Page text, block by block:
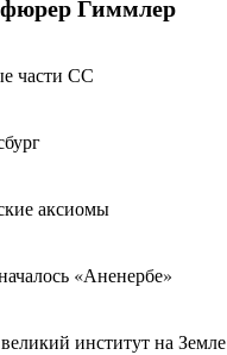
Гиммлер
части СС
аксиомы
«Аненербе»
институт на Земле